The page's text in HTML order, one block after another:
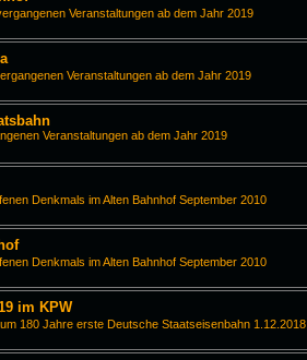
Veranstaltungen ab dem Jahr 2019
Veranstaltungen ab dem Jahr 2019
Veranstaltungen ab dem Jahr 2019
Denkmals im Alten Bahnhof September 2010
Denkmals im Alten Bahnhof September 2010
im KPW
180 Jahre erste Deutsche Staatseisenbahn 1.12.2018